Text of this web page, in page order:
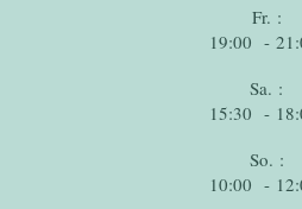
Fr. :
19:00 -
Sa. :
15:30 -
So. :
10:00 -